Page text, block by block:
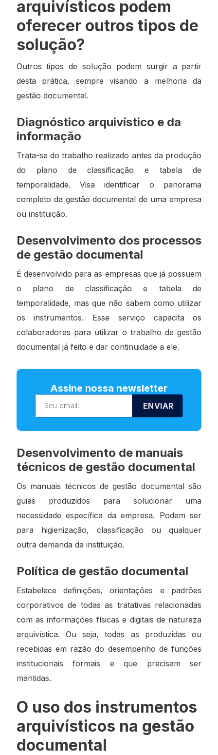
arquivísticos podem
oferecer outros tipos de
solução?
Outros tipos de solução podem surgir a partir
desta prática, sempre visando a melhoria da
gestão documental.
Diagnóstico arquivístico e da
informação
Trata-se do trabalho realizado antes da produção
do plano de classificação e tabela de
temporalidade. Visa identificar o panorama
completo da gestão documental de uma empresa
ou instituição.
Desenvolvimento dos processos
de gestão documental
É desenvolvido para as empresas que já possuem
o plano de classificação e tabela de
temporalidade, mas que não sabem como utilizar
os instrumentos. Esse serviço capacita os
colaboradores para utilizar o trabalho de gestão
documental já feito e dar continuidade a ele.
Assine nossa newsletter
ENVIAR
Desenvolvimento de manuais
técnicos de gestão documental
Os manuais técnicos de gestão documental são
guias produzidos para solucionar uma
necessidade específica da empresa. Podem ser
para higienização, classificação ou qualquer
outra demanda da instituição.
Política de gestão documental
Estabelece definições, orientações e padrões
corporativos de todas as tratativas relacionadas
com as informações físicas e digitais de natureza
arquivística. Ou seja, todas as produzidas ou
recebidas em razão do desempenho de funções
institucionais formais e que precisam ser
mantidas.
O uso dos instrumentos
arquivísticos na gestão
documental